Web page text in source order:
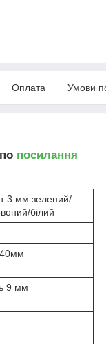
Оплата Умови
посилання
3 мм зелений/
білий
9 мм